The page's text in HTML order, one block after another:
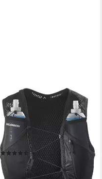
SALOMON
Trinkrucksack ACTIVE SKIN
4, Rucksack und Laufweste in
einem, mit Trinksystem
inklusive
(6)
99,99 €
lieferbar - in 1-2 Werktagen bei dir